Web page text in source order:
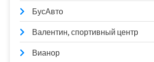
БусАвто
Валентин, спортивный центр
Вианор